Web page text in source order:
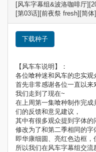
[风车字幕组&波洛咖啡厅
[第03话][前夜祭 fresh][简
下载种子
【风车车说明】：
各位喰种迷和风车的忠实观
首先非常感谢各位一直以
我们走到了现在~
在上周第一集喰种制作完
们的反馈和意见建议，
其中有很多观众提到字体
修改为了和第二季相同的字
即华康细圆、亮红色边框，
所以我们在风车字幕组交流